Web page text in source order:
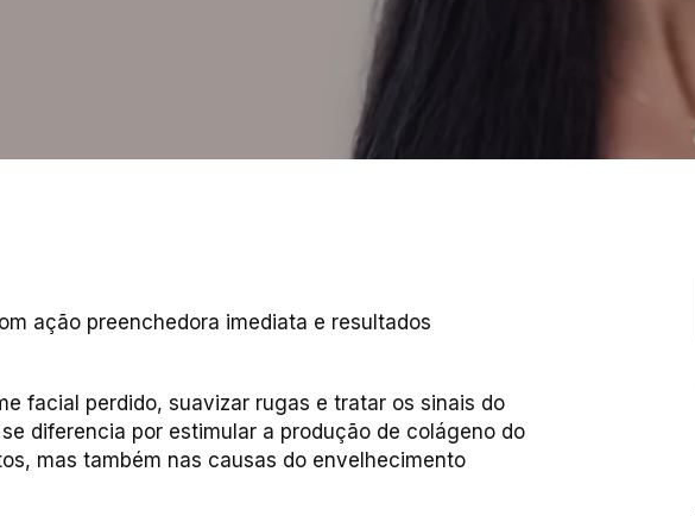
ação preenchedora imediata e resultados
facial perdido, suavizar rugas e tratar os sinais do
diferencia por estimular a produção de colágeno do
mas também nas causas do envelhecimento